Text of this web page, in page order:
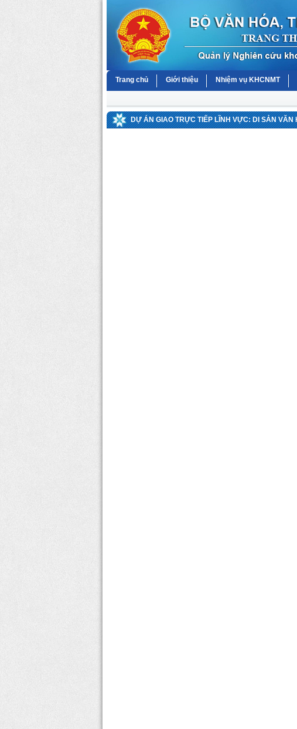
Trang chủ Giới thiệu Nhiệm vụ KHCNMT
DỰ ÁN GIAO TRỰC TIẾP LĨNH VỰC: DI SẢN VĂN